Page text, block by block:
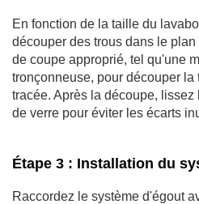
En fonction de la taille du
découper des trous dans le
de coupe approprié, tel qu'une
tronçonneuse, pour découper
tracée. Après la découpe,
de verre pour éviter les écarts
Étape 3 : Installation du
Raccordez le système d'égout